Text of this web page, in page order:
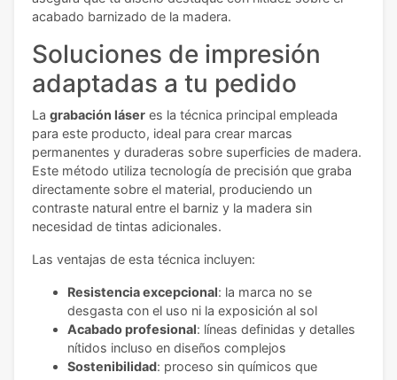
acabado barnizado de la madera.
Soluciones de impresión
adaptadas a tu pedido
La grabación láser es la técnica principal empleada
para este producto, ideal para crear marcas
permanentes y duraderas sobre superficies de madera.
Este método utiliza tecnología de precisión que graba
directamente sobre el material, produciendo un
contraste natural entre el barniz y la madera sin
necesidad de tintas adicionales.
Las ventajas de esta técnica incluyen:
Resistencia excepcional: la marca no se
desgasta con el uso ni la exposición al sol
Acabado profesional: líneas definidas y detalles
nítidos incluso en diseños complejos
Sostenibilidad: proceso sin químicos que